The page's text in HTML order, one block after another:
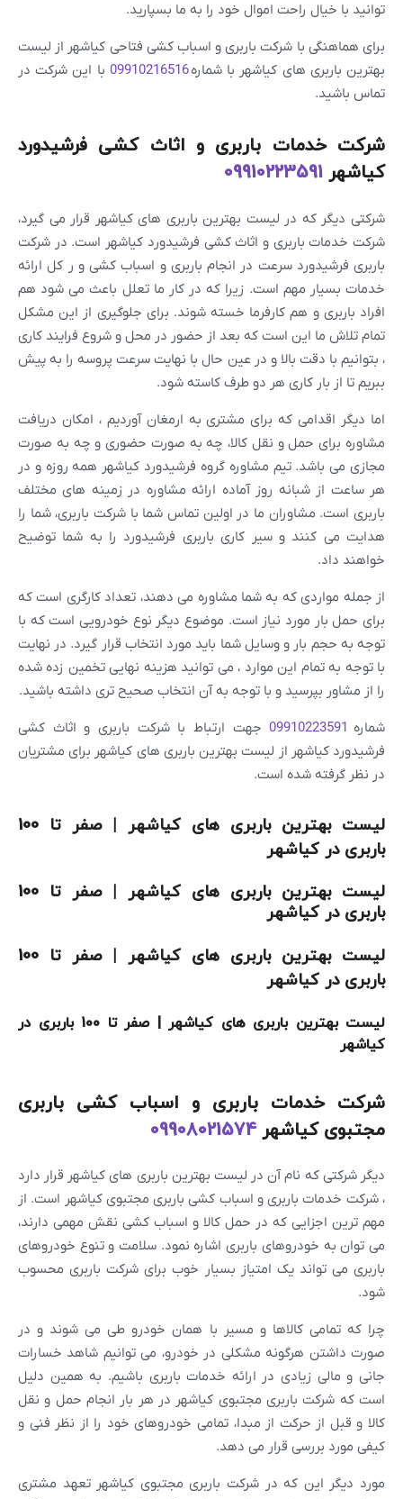
توانید با خیال راحت اموال خود را به ما بسپارید.
برای هماهنگی با شرکت باربری و اسباب کشی فتاحی کیاشهر از لیست
بهترین باربری های کیاشهر با شماره09910216516 با این شرکت در
تماس باشید.
شرکت خدمات باربری و اثاث کشی فرشیدورد
کیاشهر 09910223591
شرکتی دیگر که در لیست بهترین باربری های کیاشهر قرار می گیرد،
شرکت خدمات باربری و اثاث کشی فرشیدورد کیاشهر است. در شرکت
باربری فرشیدورد سرعت در انجام باربری و اسباب کشی و ر کل ارائه
خدمات بسیار مهم است. زیرا که در کار ما تعلل باعث می شود هم
افراد باربری و هم کارفرما خسته شوند. برای جلوگیری از این مشکل
تمام تلاش ما این است که بعد از حضور در محل و شروع فرایند کاری
، بتوانیم با دقت بالا و در عین حال با نهایت سرعت پروسه را به پیش
ببریم تا از بار کاری هر دو طرف کاسته شود.
اما دیگر اقدامی که برای مشتری به ارمغان آوردیم ، امکان دریافت
مشاوره برای حمل و نقل کالا، چه به صورت حضوری و چه به صورت
مجازی می باشد. تیم مشاوره گروه فرشیدورد کیاشهر همه روزه و در
هر ساعت از شبانه روز آماده ارائه مشاوره در زمینه های مختلف
باربری است. مشاوران ما در اولین تماس شما با شرکت باربری، شما را
هدایت می کنند و سیر کاری باربری فرشیدورد را به شما توضیح
خواهند داد.
از جمله مواردی که به شما مشاوره می دهند، تعداد کارگری است که
برای حمل بار مورد نیاز است. موضوع دیگر نوع خودرویی است که با
توجه به حجم بار و وسایل شما باید مورد انتخاب قرار گیرد. در نهایت
با توجه به تمام این موارد ، می توانید هزینه نهایی تخمین زده شده
را از مشاور بپرسید و با توجه به آن انتخاب صحیح تری داشته باشید.
شماره 09910223591جهت ارتباط با شرکت باربری و اثاث کشی
فرشیدورد کیاشهر از لیست بهترین باربری های کیاشهر برای مشتریان
در نظر گرفته شده است.
لیست بهترین باربری های کیاشهر | صفر تا 100
باربری در کیاشهر
لیست بهترین باربری های کیاشهر | صفر تا 100
باربری در کیاشهر
لیست بهترین باربری های کیاشهر | صفر تا 100
باربری در کیاشهر
لیست بهترین باربری های کیاشهر | صفر تا 100 باربری در
کیاشهر
شرکت خدمات باربری و اسباب کشی باربری
مجتبوی کیاشهر 09908021574
دیگر شرکتی که نام آن در لیست بهترین باربری های کیاشهر قرار دارد
، شرکت خدمات باربری و اسباب کشی باربری مجتبوی کیاشهر است. از
مهم ترین اجزایی که در حمل کالا و اسباب کشی نقش مهمی دارند،
می توان به خودروهای باربری اشاره نمود. سلامت و تنوع خودروهای
باربری می تواند یک امتیاز بسیار خوب برای شرکت باربری محسوب
شود.
چرا که تمامی کالاها و مسیر با همان خودرو طی می شوند و در
صورت داشتن هرگونه مشکلی در خودرو، می توانیم شاهد خسارات
جانی و مالی زیادی در ارائه خدمات باربری باشیم. به همین دلیل
است که شرکت باربری مجتبوی کیاشهر در هر بار انجام حمل و نقل
کالا و قبل از حرکت از مبدا، تمامی خودروهای خود را از نظر فنی و
کیفی مورد بررسی قرار می دهد.
مورد دیگر این که در شرکت باربری مجتبوی کیاشهر تعهد مشتری